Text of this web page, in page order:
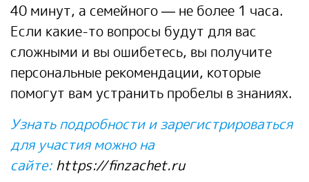
40 минут, а семейного — не более 1 часа.
Если какие-то вопросы будут для вас
сложными и вы ошибетесь, вы получите
персональные рекомендации, которые
помогут вам устранить пробелы в знаниях.
Узнать подробности и зарегистрироваться
для участия можно на
сайте: https://finzachet.ru